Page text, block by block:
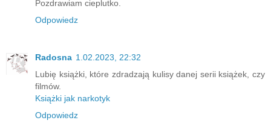
Pozdrawiam cieplutko.
Odpowiedz
Radosna 1.02.2023, 22:32
Lubię książki, które zdradzają kulisy danej serii książek, czy
filmów.
Książki jak narkotyk
Odpowiedz